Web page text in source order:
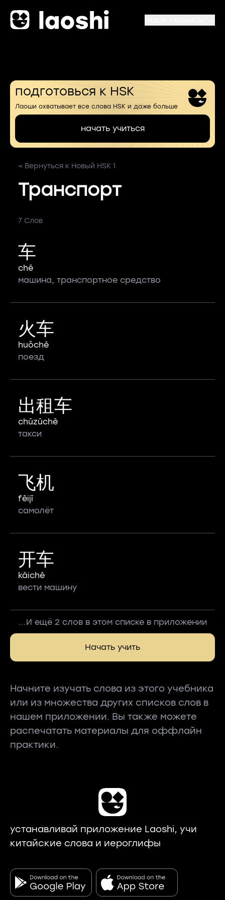
подготовься к HSK
Лаоши охватывает все слова HSK и даже больше
начать учиться
< Вернуться к Новый HSK 1
Транспорт
7 Слов
车
chē
машина, транспортное средство
火车
huǒchē
поезд
出租车
chūzūchē
такси
飞机
fēijī
самолёт
开车
kāichē
вести машину
...И ещё 2 слов в этом списке в приложении
Начать учить
Начните изучать слова из этого учебника
или из множества других списков слов в
нашем приложении. Вы также можете
распечатать материалы для оффлайн
практики.
устанавливай приложение Laoshi, учи
китайские слова и иероглифы